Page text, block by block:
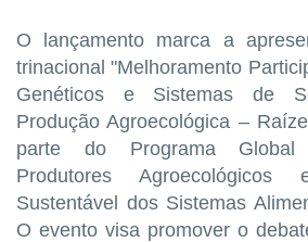
O lançamento marca a
trinacional "Melhoramento
Genéticos e Sistemas de
Produção Agroecológica –
parte do Programa Global
Produtores Agroecológicos
Sustentável dos Sistemas
O evento visa promover o